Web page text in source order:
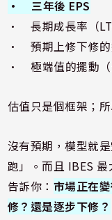
• 三年後 EPS
• 長期成長率（
• 預期上修下修的
• 極端值的擺動（
估值只是個框架；
沒有預期，模型就
跑」。而且 IBES
告訴你： 市場正在
修？還是逐步下修？